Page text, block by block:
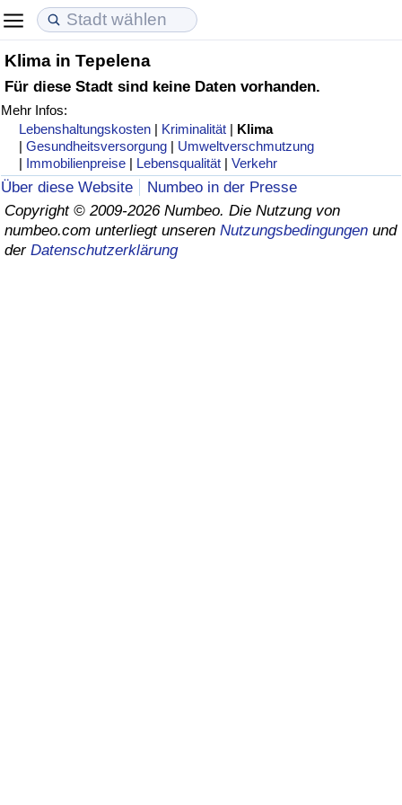
Klima in Tepelena
Für diese Stadt sind keine Daten vorhanden.
Mehr Infos:
Lebenshaltungskosten | Kriminalität | Klima
|Gesundheitsversorgung | Umweltverschmutzung
| Immobilienpreise | Lebensqualität |Verkehr
Über diese Website
Numbeo in der Presse
Copyright © 2009-2026 Numbeo. Die Nutzung von
numbeo.com unterliegt unseren Nutzungsbedingungen und
der Datenschutzerklärung
Lebenshaltungskosten
Lebenshaltungskosten-Index (aktuell)
Lebenshaltungskosten-Index
Lebenshaltungskosten-Index nach Land
in Akaba
Immobilienpreise
Immobilienpreis-Index (aktuell)
Immobilienpreis-Index
Immobilienpreis-Index nach Land
Lebensqualität
Lebensqualität-Index
Lebensqualität-Index (aktuell)
Lebensqualitätsindex nach Land
Kriminalität